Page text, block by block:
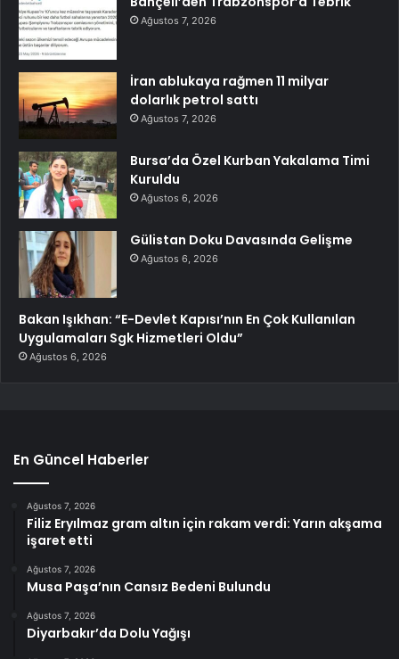
Ağustos 7, 2026
İran ablukaya rağmen 11 milyar
dolarlık petrol sattı
Ağustos 7, 2026
Bursa’da Özel Kurban Yakalama Timi
Kuruldu
Ağustos 6, 2026
Gülistan Doku Davasında Gelişme
Ağustos 6, 2026
Bakan Işıkhan: “E-Devlet Kapısı’nın En Çok Kullanılan
Uygulamaları Sgk Hizmetleri Oldu”
Ağustos 6, 2026
En Güncel Haberler
Ağustos 7, 2026
Filiz Eryılmaz gram altın için rakam verdi: Yarın akşama
işaret etti
Ağustos 7, 2026
Musa Paşa’nın Cansız Bedeni Bulundu
Ağustos 7, 2026
Diyarbakır’da Dolu Yağışı